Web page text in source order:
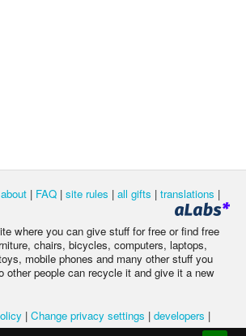
about | FAQ | site rules | all gifts | translations |
where you can give stuff for free or find free
chairs, bicycles, computers, laptops,
mobile phones and many other stuff you
other people can recycle it and give it a new
| Change privacy settings | developers |